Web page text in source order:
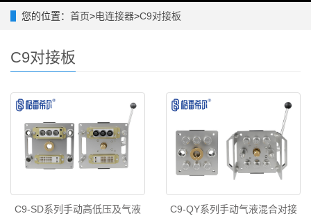
您的位置： 首页>电连接器>C9对接板
C9对接板
C9-SD系列手动高低压及气液
C9-QY系列手动气液混合对接